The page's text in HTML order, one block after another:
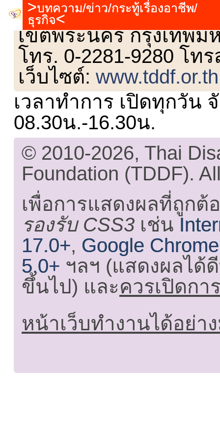
บทความ/ข่าว/กระทู้เรื่องอาชีพ/
ธุรกิจ
เลขที่ 23 ชั้น 2 ถนนวิ
เขตพระนคร กรุงเทพม
โทร. 0-2281-9280 โท
เว็บไซต์:www.tddf.or.th
เวลาทำการ เปิดทุกวัน
08.30น.-16.30น.
© 2010-2026, Thai
Foundation (TDDF).
เพื่อการแสดงผลที่ถูกต้
รองรับ CSS3 เช่น
17.0+, Google
5.0+ ฯลฯ (แสดงผลได้
ขึ้นไป) และควรเปิดกา
หน้าเว็บทำงานได้อย่า